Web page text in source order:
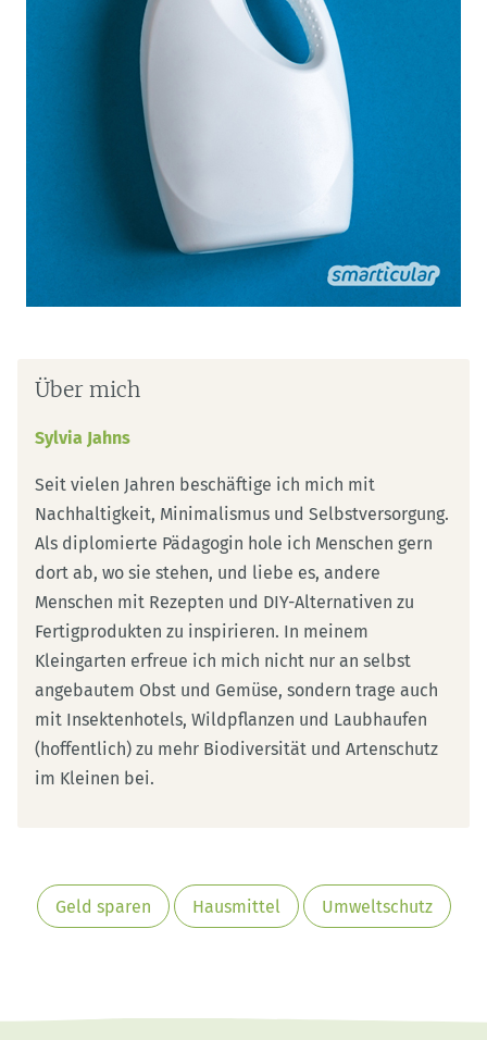
Über mich
Sylvia Jahns
Seit vielen Jahren beschäftige ich mich mit
Nachhaltigkeit, Minimalismus und Selbstversorgung.
Als diplomierte Pädagogin hole ich Menschen gern
dort ab, wo sie stehen, und liebe es, andere
Menschen mit Rezepten und DIY-Alternativen zu
Fertigprodukten zu inspirieren. In meinem
Kleingarten erfreue ich mich nicht nur an selbst
angebautem Obst und Gemüse, sondern trage auch
mit Insektenhotels, Wildpflanzen und Laubhaufen
(hoffentlich) zu mehr Biodiversität und Artenschutz
im Kleinen bei.
Geld sparen Hausmittel Umweltschutz